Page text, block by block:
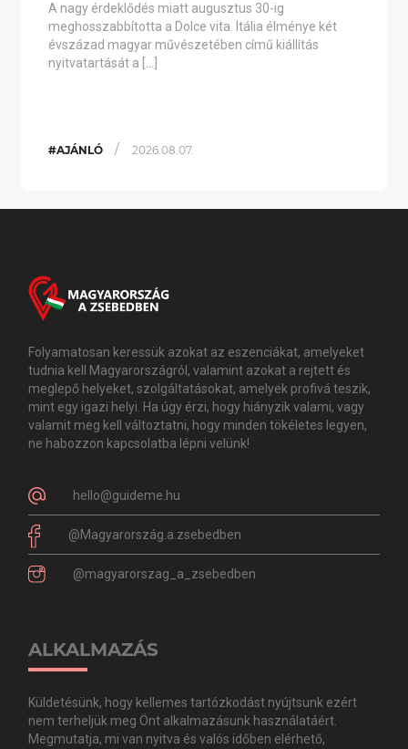
A nagy érdeklődés miatt augusztus 30-ig
meghosszabbította a Dolce vita. Itália élménye két
évszázad magyar művészetében című kiállítás
nyitvatartását a […]
#AJÁNLÓ / 2026.08.07.
Folyamatosan keressük azokat az eszenciákat, amelyeket
tudnia kell Magyarországról, valamint azokat a rejtett és
meglepő helyeket, szolgáltatásokat, amelyek profivá teszik,
mint egy igazi helyi. Ha úgy érzi, hogy hiányzik valami, vagy
valamit meg kell változtatni, hogy minden tökéletes legyen,
ne habozzon kapcsolatba lépni velünk!
hello@guideme.hu
@Magyarország.a.zsebedben
@magyarorszag_a_zsebedben
ALKALMAZÁS
Küldetésünk, hogy kellemes tartózkodást nyújtsunk ezért
nem terheljük meg Önt alkalmazásunk használatáért.
Megmutatja, mi van nyitva és valós időben elérhető,